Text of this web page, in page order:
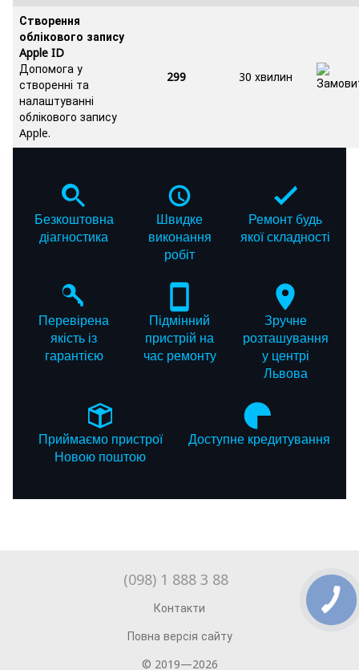
Створення
облікового запису
Apple ID
Допомога у
створенні та
налаштуванні
облікового запису
Apple.
299 30 хвилин
Безкоштовна
діагностика
Швидке
виконання
робіт
Ремонт будь
якої складності
Перевірена
якість із
гарантією
Підмінний
пристрій на
час ремонту
Зручне
розташування
у центрі
Львова
Приймаємо пристрої
Новою поштою
Доступне кредитування
(098) 1 888 3 88
Контакти
Повна версія сайту
© 2019—2026